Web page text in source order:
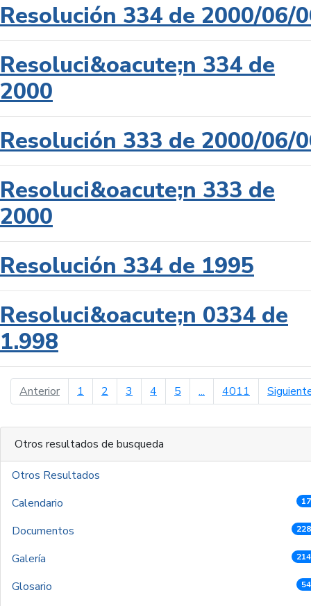
Resolución 334 de 2000/06/
Resoluci&oacute;n 334 de
2000
Resolución 333 de 2000/06/
Resoluci&oacute;n 333 de
2000
Resolución 334 de 1995
Resoluci&oacute;n 0334 de
1.998
Anteriorpágina anterior
1 2 3 4 5 ... 4011
Otros resultados de busqueda
Otros Resultados
Calendario
Documentos
Galería
Glosario